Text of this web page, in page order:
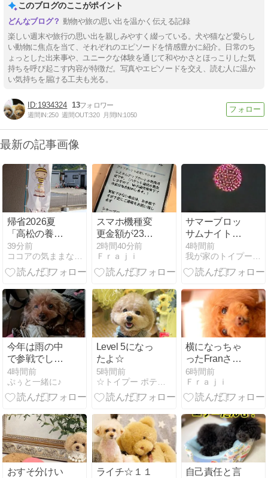
このブログのここがポイント
動物や旅の思い出を温かく伝える記録
楽しい週末や旅行の思い出を親しみやすく綴っている。犬や猫など愛らし
い動物に焦点を当て、それぞれのエピソードを情感豊かに紹介。日常のち
ょっとした出来事や、ユニークな体験を通じて和やかさとほっこりした気
持ちを呼び起こす内容が特徴だ。写真やエピソードを交え、読む人に温か
い気持ちを届ける工夫も光る。
1934324 13
週間IN:250 週間OUT:320 月間IN:1050
最新の記事画像
帰省2026夏
「高松の養蜂
園」
39分前
ココアの気ままな日々
スマホ機種変
更金額が23万
円とかで&
2時間40分前
Ｆｒａｊｉ
サマーブロッ
サムナイトｉ
ｎ狭山池
20262
4時間前
我が家のトイプードル＆日常写真
今年は雨の中
で参戦でした
☆ ～インター
ペット大阪
2026①～
4時間前
ぷぅと一緒に♪
Level 5になっ
たよ☆
5時間前
横になっちゃ
ったFranさん
でおはよ&
6時間前
Ｆｒａｊｉ
おすそ分けい
ライチ☆１１
自己責任と言